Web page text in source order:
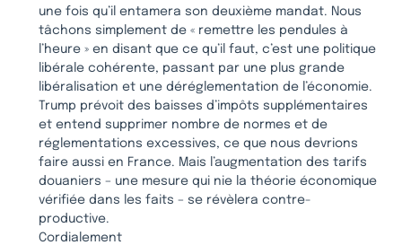
une fois qu’il entamera son deuxième mandat. Nous
tâchons simplement de « remettre les pendules à
l’heure » en disant que ce qu’il faut, c’est une politique
libérale cohérente, passant par une plus grande
libéralisation et une déréglementation de l’économie.
Trump prévoit des baisses d’impôts supplémentaires
et entend supprimer nombre de normes et de
réglementations excessives, ce que nous devrions
faire aussi en France. Mais l’augmentation des tarifs
douaniers – une mesure qui nie la théorie économique
vérifiée dans les faits – se révèlera contre-
productive.
Cordialement